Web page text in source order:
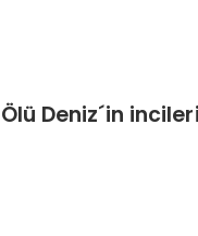
Ölü Deniz´in